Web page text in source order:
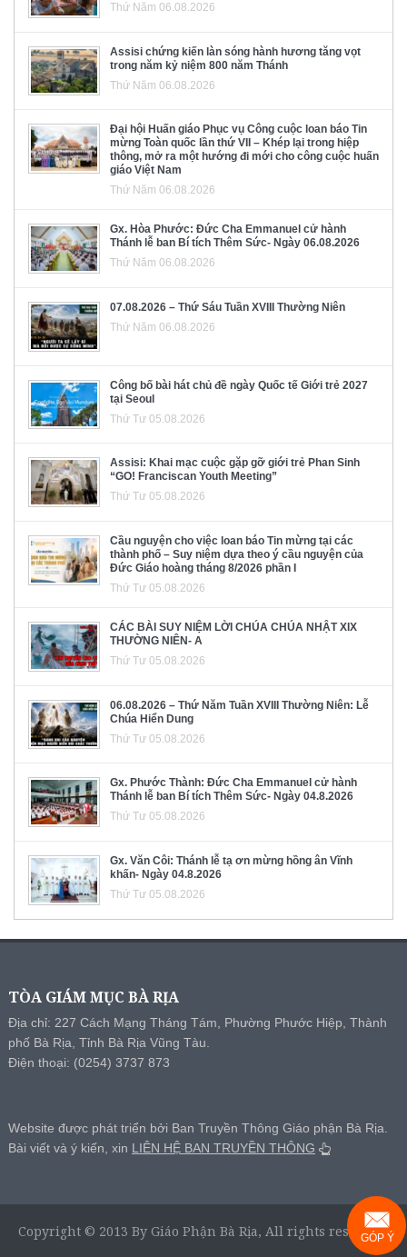
Thứ Năm 06.08.2026
Assisi chứng kiến làn sóng hành hương tăng vọt
trong năm kỷ niệm 800 năm Thánh
Thứ Năm 06.08.2026
Đại hội Huấn giáo Phục vụ Công cuộc loan báo Tin
mừng Toàn quốc lần thứ VII – Khép lại trong hiệp
thông, mở ra một hướng đi mới cho công cuộc huấn
giáo Việt Nam
Thứ Năm 06.08.2026
Gx. Hòa Phước: Đức Cha Emmanuel cử hành
Thánh lễ ban Bí tích Thêm Sức- Ngày 06.08.2026
Thứ Năm 06.08.2026
07.08.2026 – Thứ Sáu Tuần XVIII Thường Niên
Thứ Năm 06.08.2026
Công bố bài hát chủ đề ngày Quốc tế Giới trẻ 2027
tại Seoul
Thứ Tư 05.08.2026
Assisi: Khai mạc cuộc gặp gỡ giới trẻ Phan Sinh
“GO! Franciscan Youth Meeting”
Thứ Tư 05.08.2026
Cầu nguyện cho việc loan báo Tin mừng tại các
thành phố – Suy niệm dựa theo ý cầu nguyện của
Đức Giáo hoàng tháng 8/2026 phần I
Thứ Tư 05.08.2026
CÁC BÀI SUY NIỆM LỜI CHÚA CHÚA NHẬT XIX
THƯỜNG NIÊN- A
Thứ Tư 05.08.2026
06.08.2026 – Thứ Năm Tuần XVIII Thường Niên: Lễ
Chúa Hiển Dung
Thứ Tư 05.08.2026
Gx. Phước Thành: Đức Cha Emmanuel cử hành
Thánh lễ ban Bí tích Thêm Sức- Ngày 04.8.2026
Thứ Tư 05.08.2026
Gx. Văn Côi: Thánh lễ tạ ơn mừng hồng ân Vĩnh
khấn- Ngày 04.8.2026
Thứ Tư 05.08.2026
TÒA GIÁM MỤC BÀ RỊA
Địa chỉ: 227 Cách Mạng Tháng Tám, Phường Phước Hiệp, Thành
phố Bà Rịa, Tỉnh Bà Rịa Vũng Tàu.
Điện thoại: (0254) 3737 873
Website được phát triển bởi Ban Truyền Thông Giáo phận Bà Rịa.
Bài viết và ý kiến, xin LIÊN HỆ BAN TRUYỀN THÔNG
Copyright © 2013 By Giáo Phận Bà Rịa, All rights reserved.
GÓP Ý